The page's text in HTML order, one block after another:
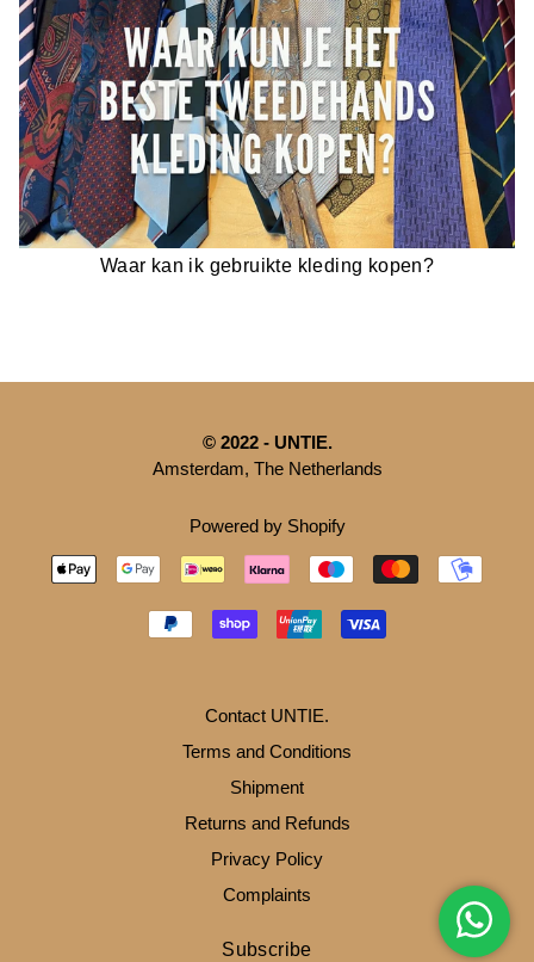
Waar kan ik gebruikte kleding kopen?
© 2022 - UNTIE.
Amsterdam, The Netherlands
Powered by Shopify
Contact UNTIE.
Terms and Conditions
Shipment
Returns and Refunds
Privacy Policy
Complaints
Subscribe